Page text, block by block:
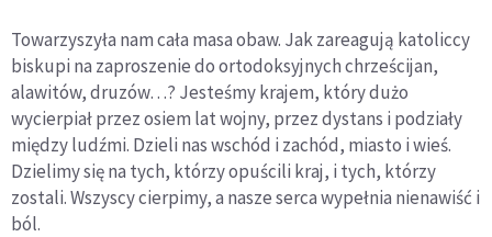
Towarzyszyła nam cała masa obaw. Jak zareagują katoliccy
biskupi na zaproszenie do ortodoksyjnych chrześcijan,
alawitów, druzów…? Jesteśmy krajem, który dużo
wycierpiał przez osiem lat wojny, przez dystans i podziały
między ludźmi. Dzieli nas wschód i zachód, miasto i wieś.
Dzielimy się na tych, którzy opuścili kraj, i tych, którzy
zostali. Wszyscy cierpimy, a nasze serca wypełnia nienawiść i
ból.